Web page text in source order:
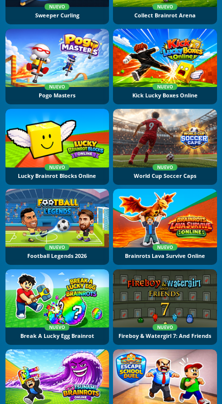
NUEVO
Sweeper Curling
NUEVO
Collect Brainrot Arena
NUEVO
Pogo Masters
NUEVO
Kick Lucky Boxes Online
NUEVO
Lucky Brainrot Blocks Online
NUEVO
World Cup Soccer Caps
NUEVO
Football Legends 2026
NUEVO
Brainrots Lava Survive Online
NUEVO
Break A Lucky Egg Brainrot
NUEVO
Fireboy & Watergirl 7: And Friends